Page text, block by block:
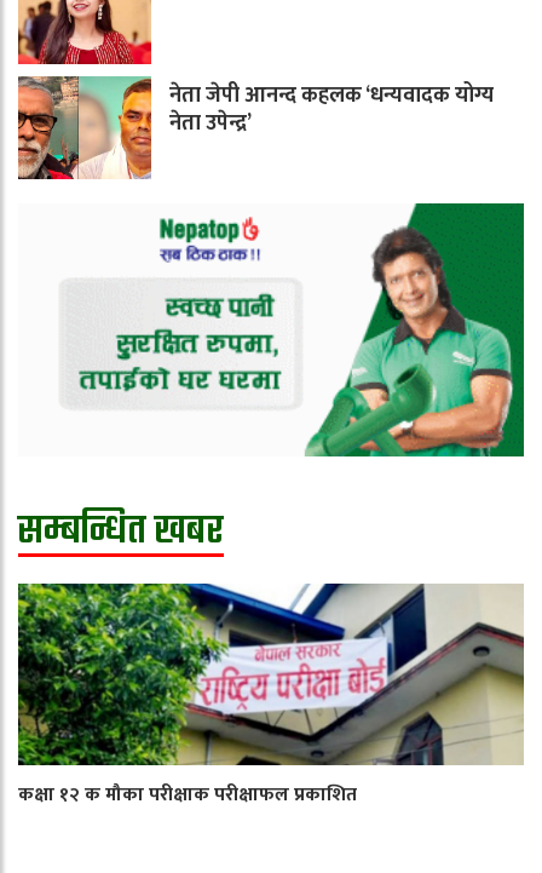
नेता जेपी आनन्द कहलक ‘धन्यवादक योग्य
नेता उपेन्द्र’
सम्बन्धित खबर
कक्षा १२ क मौका परीक्षाक परीक्षाफल प्रकाशित